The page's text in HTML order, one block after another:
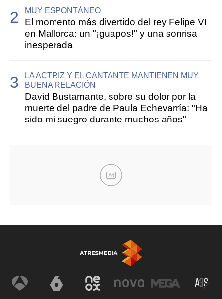
MUY ESPONTÁNEO
El momento más divertido del rey Felipe VI
en Mallorca: un "¡guapos!" y una sonrisa
inesperada
LA ACTRIZ Y EL CANTANTE MANTIENEN MUY
BUENA RELACIÓN
David Bustamante, sobre su dolor por la
muerte del padre de Paula Echevarría: "Ha
sido mi suegro durante muchos años"
Ad